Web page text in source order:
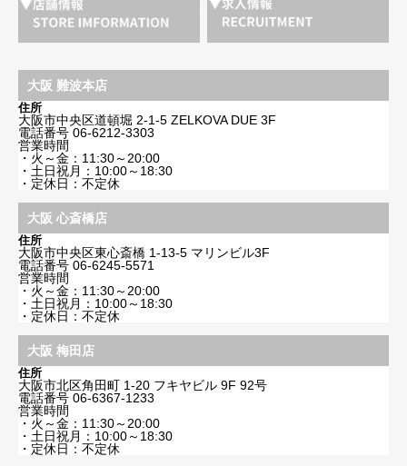
大阪 難波本店
住所
大阪市中央区道頓堀 2-1-5 ZELKOVA DUE 3F
電話番号 06-6212-3303
営業時間
・火～金：11:30～20:00
・土日祝月：10:00～18:30
・定休日：不定休
大阪 心斎橋店
住所
大阪市中央区東心斎橋 1-13-5 マリンビル3F
電話番号 06-6245-5571
営業時間
・火～金：11:30～20:00
・土日祝月：10:00～18:30
・定休日：不定休
大阪 梅田店
住所
大阪市北区角田町 1-20 フキヤビル 9F 92号
電話番号 06-6367-1233
営業時間
・火～金：11:30～20:00
・土日祝月：10:00～18:30
・定休日：不定休